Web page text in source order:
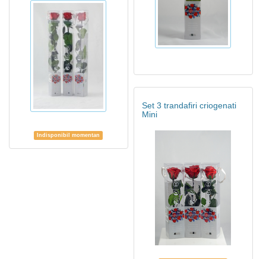
Indisponibil momentan
Set 3 trandafiri criogenati
Mini